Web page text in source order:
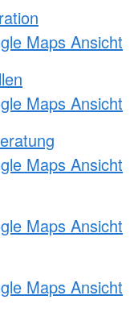
Maps Ansicht
Maps Ansicht
Maps Ansicht
Maps Ansicht
Maps Ansicht